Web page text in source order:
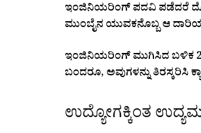
ಇಂಜಿನಿಯರಿಂಗ್‌ ಪದವಿ ಪಡೆದರೆ
ಮುಂಬೈನ ಯುವಕನೊಬ್ಬ ಆ
ಇಂಜಿನಿಯರಿಂಗ್‌ ಮುಗಿಸಿದ ಬಳಿಕ
ಬಂದರೂ, ಅವುಗಳನ್ನು ತಿರಸ್ಕರಿಸಿ
ಉದ್ಯೋಗಕ್ಕಿಂತ